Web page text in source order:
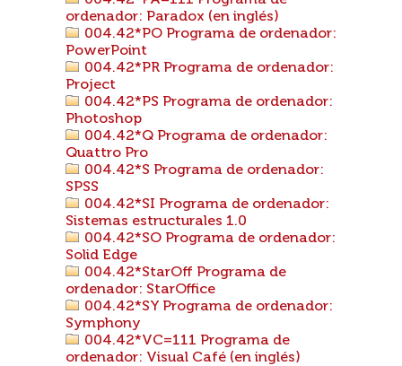
ordenador: Paradox (en inglés)
004.42*PO Programa de ordenador:
PowerPoint
004.42*PR Programa de ordenador:
Project
004.42*PS Programa de ordenador:
Photoshop
004.42*Q Programa de ordenador:
Quattro Pro
004.42*S Programa de ordenador:
SPSS
004.42*SI Programa de ordenador:
Sistemas estructurales 1.0
004.42*SO Programa de ordenador:
Solid Edge
004.42*StarOff Programa de
ordenador: StarOffice
004.42*SY Programa de ordenador:
Symphony
004.42*VC=111 Programa de
ordenador: Visual Café (en inglés)